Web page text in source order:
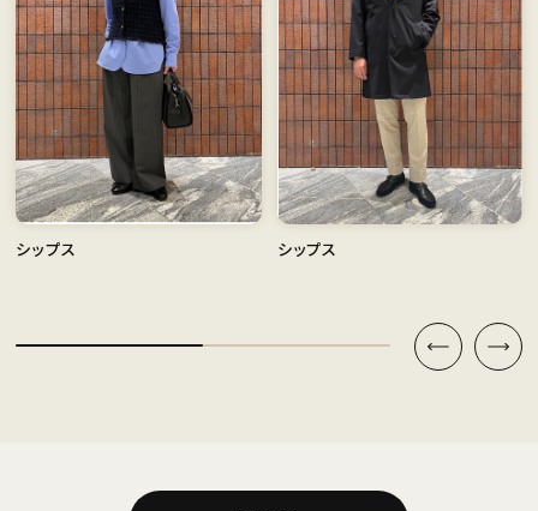
シップス シップス